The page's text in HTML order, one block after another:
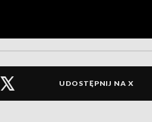
UDOSTĘPNIJ NA X